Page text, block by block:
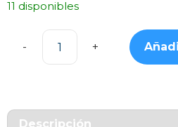
11 disponibles
Funda
Descripción